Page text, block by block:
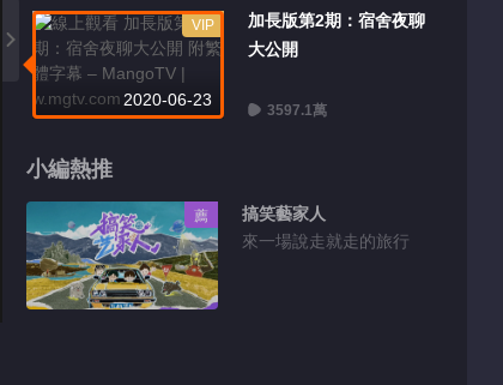
2020-06-23
VIP
加長版第2期：宿舍夜聊
大公開
3597.1萬
小編熱推
薦
搞笑藝家人
來一場說走就走的旅行